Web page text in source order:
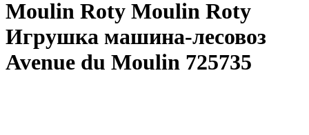
Moulin Roty Moulin Roty
Игрушка машина-лесовоз
Avenue du Moulin 725735